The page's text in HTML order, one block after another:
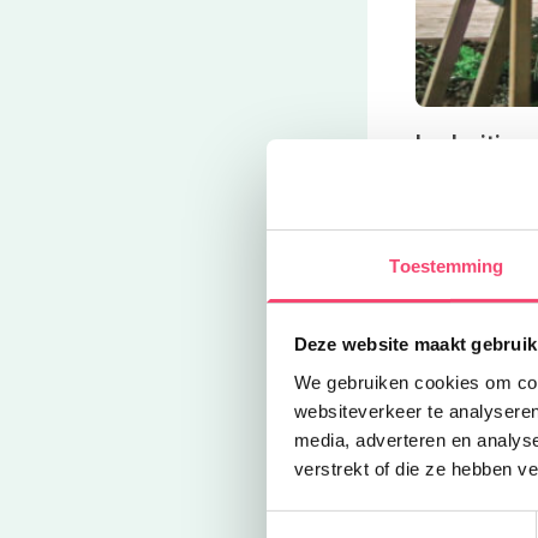
Toestemming
Deze website maakt
We gebruiken cookies om
websiteverkeer te
media, adverteren en
verstrekt of die ze hebben
Leuk uitje
op zee.
Dagje
namelijk vlak
het hele gezin
Kidsproof
lees je meer